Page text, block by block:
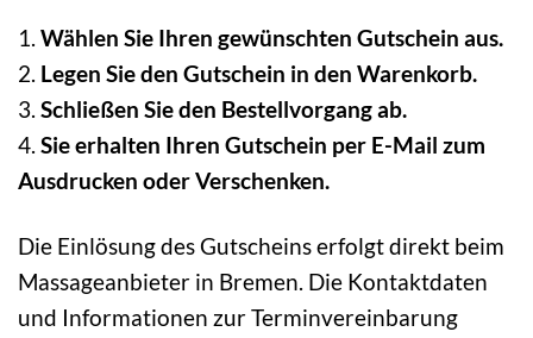
1. Wählen Sie Ihren gewünschten Gutschein aus.
2. Legen Sie den Gutschein in den Warenkorb.
3. Schließen Sie den Bestellvorgang ab.
4. Sie erhalten Ihren Gutschein per E-Mail zum
Ausdrucken oder Verschenken.
Die Einlösung des Gutscheins erfolgt direkt beim
Massageanbieter in Bremen. Die Kontaktdaten
und Informationen zur Terminvereinbarung